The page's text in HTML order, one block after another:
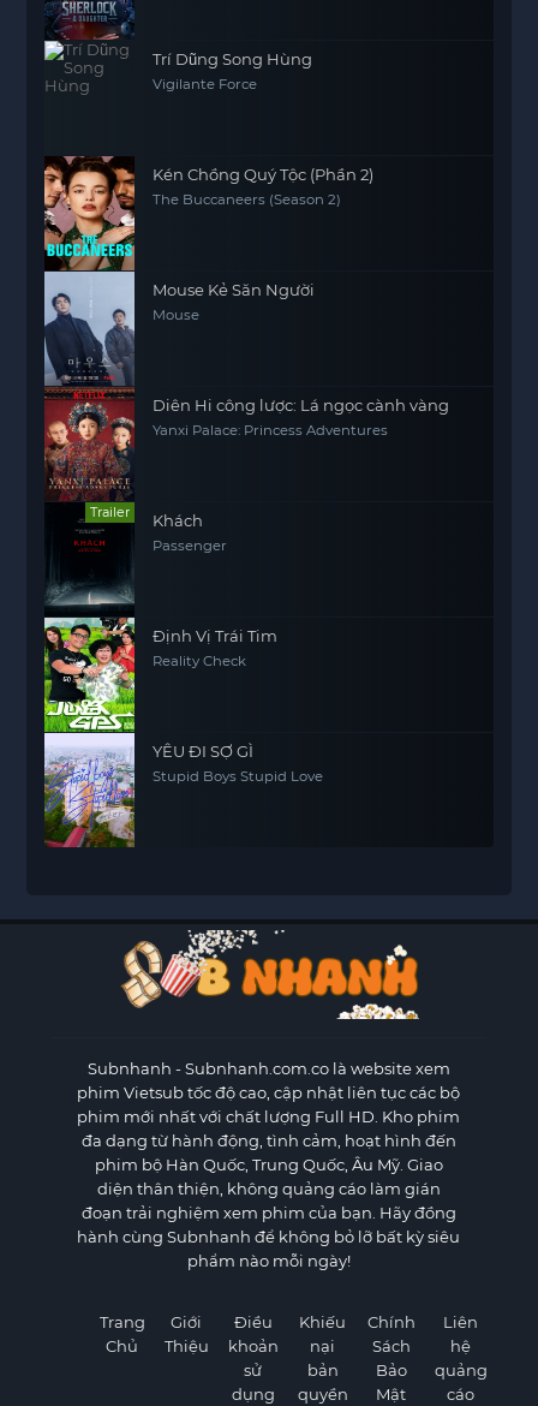
Trí Dũng Song Hùng
Vigilante Force
Kén Chồng Quý Tộc (Phần 2)
The Buccaneers (Season 2)
Mouse Kẻ Săn Người
Mouse
Diên Hi công lược: Lá ngọc cành vàng
Yanxi Palace: Princess Adventures
Trailer Khách
Passenger
Định Vị Trái Tim
Reality Check
YÊU ĐI SỢ GÌ
Stupid Boys Stupid Love
Subnhanh - Subnhanh.com.co là website xem
phim Vietsub tốc độ cao, cập nhật liên tục các bộ
phim mới nhất với chất lượng Full HD. Kho phim
đa dạng từ hành động, tình cảm, hoạt hình đến
phim bộ Hàn Quốc, Trung Quốc, Âu Mỹ. Giao
diện thân thiện, không quảng cáo làm gián
đoạn trải nghiệm xem phim của bạn. Hãy đồng
hành cùng Subnhanh để không bỏ lỡ bất kỳ siêu
phẩm nào mỗi ngày!
Trang
Chủ
Giới
Thiệu
Điều
khoản
sử
dụng
Khiếu
nại
bản
quyền
Chính
Sách
Bảo
Mật
Liên
hệ
quảng
cáo